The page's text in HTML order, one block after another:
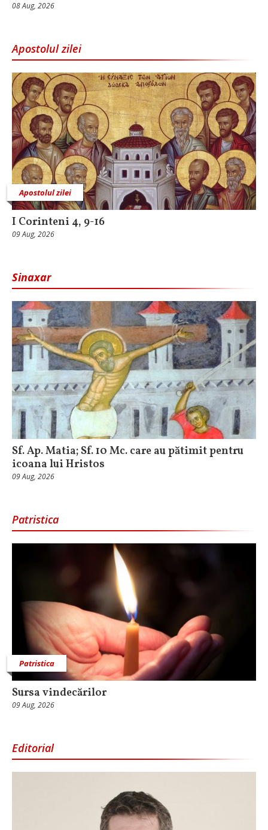
08 Aug, 2026
Apostolul zilei
Apostolul zilei
I Corinteni 4, 9-16
09 Aug, 2026
Sinaxar
Sf. Ap. Matia; Sf. 10 Mc. care au pătimit pentru
icoana lui Hristos
09 Aug, 2026
Patristica
Patristica
Sursa vindecărilor
09 Aug, 2026
Editorial